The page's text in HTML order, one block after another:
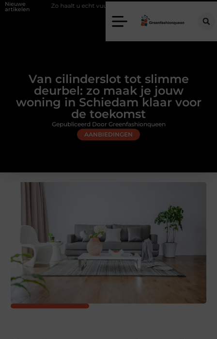
Nieuwe
artikelen
u echt vuur in huis zonder schoorsteen
Van cilinderslot tot slimme
deurbel: zo maak je jouw
woning in Schiedam klaar voor
de toekomst
AANBIEDINGEN
Gepubliceerd Door Greenfashionqueen